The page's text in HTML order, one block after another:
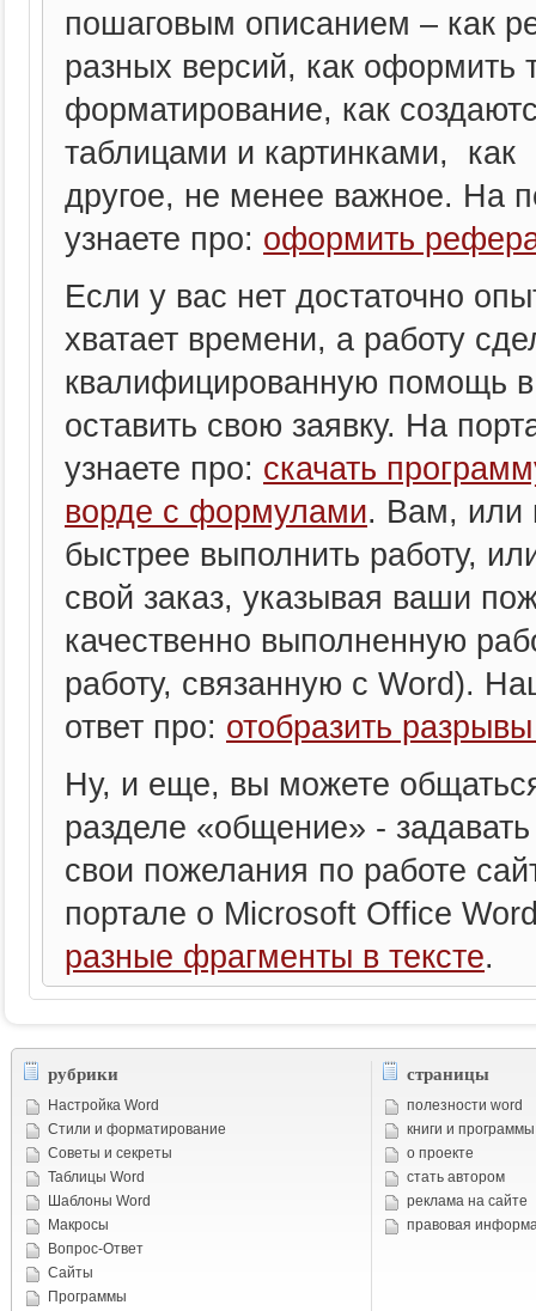
пошаговым описанием – как
разных версий, как оформить
форматирование, как
таблицами и картинками,
другое, не менее важное. На
узнаете про: оформить
Если у вас нет достаточно
хватает времени, а работу
квалифицированную помощь
оставить свою заявку. На
узнаете про: скачать
ворде с формулами. Вам, или
быстрее выполнить работу,
свой заказ, указывая ваши
качественно выполненную
работу, связанную с Word).
ответ про: отобразить
Ну, и еще, вы можете
разделе «общение» -
свои пожелания по работе
портале о Microsoft Office
разные фрагменты в тексте.
страницы
полезности word
книги и программы
о проекте
стать автором
реклама на сайте
правовая
рубрики
Настройка Word
Стили и форматирование
Советы и cекреты
Таблицы Word
Шаблоны Word
Макросы
Вопрос-Ответ
Сайты
Программы